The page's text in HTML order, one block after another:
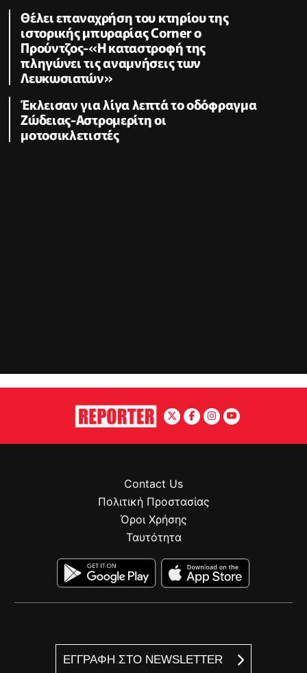
Θέλει επαναχρήση του κτηρίου της
ιστορικής μπυραρίας Corner ο
Προύντζος-«Η καταστροφή της
πληγώνει τις αναμνήσεις των
Λευκωσιατών»
Έκλεισαν για λίγα λεπτά το οδόφραγμα
Ζώδειας-Αστρομερίτη οι
μοτοσικλετιστές
ΕΓΓΡΑΦΗ ΣΤΟ NEWSLETTER
Contact Us
Πολιτική Προστασίας
Όροι Χρήσης
Ταυτότητα